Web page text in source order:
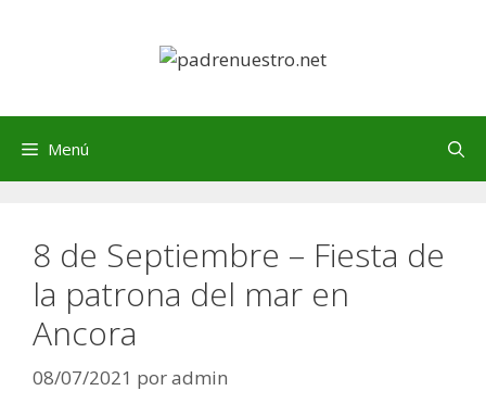
Menú
8 de Septiembre – Fiesta de
la patrona del mar en
Ancora
08/07/2021 poradmin